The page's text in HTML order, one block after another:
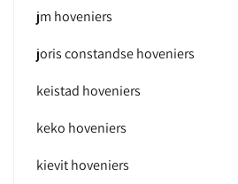
jm hoveniers
joris constandse hoveniers
keistad hoveniers
keko hoveniers
kievit hoveniers